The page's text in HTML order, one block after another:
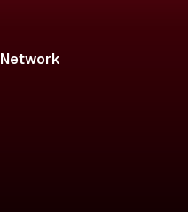
Network